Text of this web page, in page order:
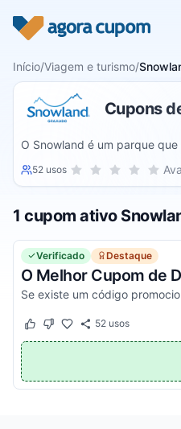
Início/Viagem e turismo/
Cupons
O Snowland é um parque
fica localizado na cidade de
de patinação e outros. Em
52 usosSua nota para
5
4
3 estrelas
2 estrelas
1 estrela
1 cupom ativo
Verificado Destaque
O Melhor Cupom de
Este cupom funcionou
Este cupom não funcionou
52usos